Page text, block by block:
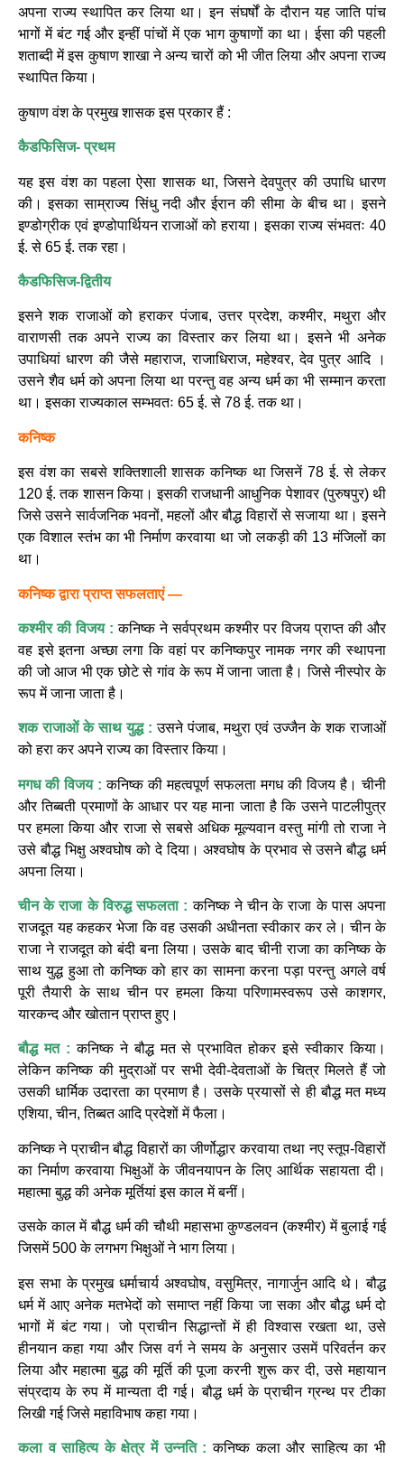
अपना राज्य स्थापित कर लिया था। इन संघर्षों के दौरान यह जाति पांच
भागों में बंट गई और इन्हीं पांचों में एक भाग कुषाणों का था। ईसा की पहली
शताब्दी में इस कुषाण शाखा ने अन्य चारों को भी जीत लिया और अपना राज्य
स्थापित किया।
कुषाण वंश के प्रमुख शासक इस प्रकार हैं :
कैडफिसिज- प्रथम
यह इस वंश का पहला ऐसा शासक था, जिसने देवपुत्र की उपाधि धारण
की। इसका साम्राज्य सिंधु नदी और ईरान की सीमा के बीच था। इसने
इण्डोग्रीक एवं इण्डोपार्थियन राजाओं को हराया। इसका राज्य संभवतः 40
ई. से 65 ई. तक रहा।
कैडफिसिज-द्वितीय
इसने शक राजाओं को हराकर पंजाब, उत्तर प्रदेश, कश्मीर, मथुरा और
वाराणसी तक अपने राज्य का विस्तार कर लिया था। इसने भी अनेक
उपाधियां धारण की जैसे महाराज, राजाधिराज, महेश्वर, देव पुत्र आदि ।
उसने शैव धर्म को अपना लिया था परन्तु वह अन्य धर्म का भी सम्मान करता
था। इसका राज्यकाल सम्भवतः 65 ई. से 78 ई. तक था।
कनिष्क
इस वंश का सबसे शक्तिशाली शासक कनिष्क था जिसनें 78 ई. से लेकर
120 ई. तक शासन किया। इसकी राजधानी आधुनिक पेशावर (पुरुषपुर) थी
जिसे उसने सार्वजनिक भवनों, महलों और बौद्ध विहारों से सजाया था। इसने
एक विशाल स्तंभ का भी निर्माण करवाया था जो लकड़ी की 13 मंजिलों का
था।
कनिष्क द्वारा प्राप्त सफलताएं —
कश्मीर की विजय : कनिष्क ने सर्वप्रथम कश्मीर पर विजय प्राप्त की और
वह इसे इतना अच्छा लगा कि वहां पर कनिष्कपुर नामक नगर की स्थापना
की जो आज भी एक छोटे से गांव के रूप में जाना जाता है। जिसे नीस्पोर के
रूप में जाना जाता है।
शक राजाओं के साथ युद्ध : उसने पंजाब, मथुरा एवं उज्जैन के शक राजाओं
को हरा कर अपने राज्य का विस्तार किया।
मगध की विजय : कनिष्क की महत्वपूर्ण सफलता मगध की विजय है। चीनी
और तिब्बती प्रमाणों के आधार पर यह माना जाता है कि उसने पाटलीपुत्र
पर हमला किया और राजा से सबसे अधिक मूल्यवान वस्तु मांगी तो राजा ने
उसे बौद्ध भिक्षु अश्वघोष को दे दिया। अश्वघोष के प्रभाव से उसने बौद्ध धर्म
अपना लिया।
चीन के राजा के विरुद्ध सफलता : कनिष्क ने चीन के राजा के पास अपना
राजदूत यह कहकर भेजा कि वह उसकी अधीनता स्वीकार कर ले। चीन के
राजा ने राजदूत को बंदी बना लिया। उसके बाद चीनी राजा का कनिष्क के
साथ युद्ध हुआ तो कनिष्क को हार का सामना करना पड़ा परन्तु अगले वर्ष
पूरी तैयारी के साथ चीन पर हमला किया परिणामस्वरूप उसे काशगर,
यारकन्द और खोतान प्राप्त हुए।
बौद्ध मत : कनिष्क ने बौद्ध मत से प्रभावित होकर इसे स्वीकार किया।
लेकिन कनिष्क की मुद्राओं पर सभी देवी-देवताओं के चित्र मिलते हैं जो
उसकी धार्मिक उदारता का प्रमाण है। उसके प्रयासों से ही बौद्ध मत मध्य
एशिया, चीन, तिब्बत आदि प्रदेशों में फैला।
कनिष्क ने प्राचीन बौद्ध विहारों का जीर्णोद्धार करवाया तथा नए स्तूप-विहारों
का निर्माण करवाया भिक्षुओं के जीवनयापन के लिए आर्थिक सहायता दी।
महात्मा बुद्ध की अनेक मूर्तियां इस काल में बनीं।
उसके काल में बौद्ध धर्म की चौथी महासभा कुण्डलवन (कश्मीर) में बुलाई गई
जिसमें 500 के लगभग भिक्षुओं ने भाग लिया।
इस सभा के प्रमुख धर्माचार्य अश्वघोष, वसुमित्र, नागार्जुन आदि थे। बौद्ध
धर्म में आए अनेक मतभेदों को समाप्त नहीं किया जा सका और बौद्ध धर्म दो
भागों में बंट गया। जो प्राचीन सिद्धान्तों में ही विश्वास रखता था, उसे
हीनयान कहा गया और जिस वर्ग ने समय के अनुसार उसमें परिवर्तन कर
लिया और महात्मा बुद्ध की मूर्ति की पूजा करनी शुरू कर दी, उसे महायान
संप्रदाय के रुप में मान्यता दी गई। बौद्ध धर्म के प्राचीन ग्रन्थ पर टीका
लिखी गई जिसे महाविभाष कहा गया।
कला व साहित्य के क्षेत्र में उन्नति : कनिष्क कला और साहित्य का भी